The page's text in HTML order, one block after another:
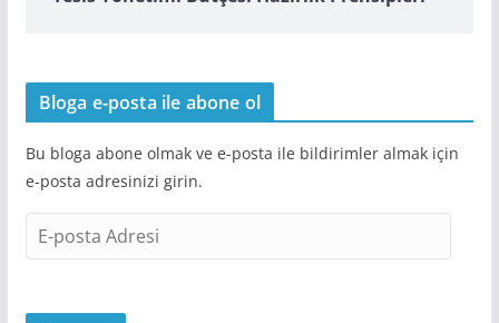
Bloga e-posta ile abone ol
Bu bloga abone olmak ve e-posta ile bildirimler almak için
e-posta adresinizi girin.
-
o